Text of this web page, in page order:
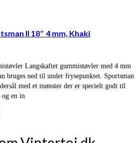
II 18″ 4 mm, Khaki
Langskaftet gummistøvler med 4 mm
bruges ned til under frysepunktet. Sportsman
med et mønster der er specielt godt til
og en in